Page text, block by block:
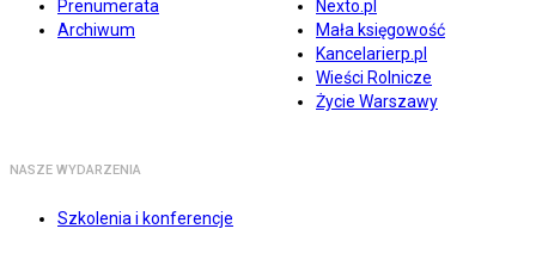
Prenumerata
Archiwum
Nexto.pl
Mała księgowość
Kancelarierp.pl
Wieści Rolnicze
Życie Warszawy
NASZE WYDARZENIA
Szkolenia i konferencje